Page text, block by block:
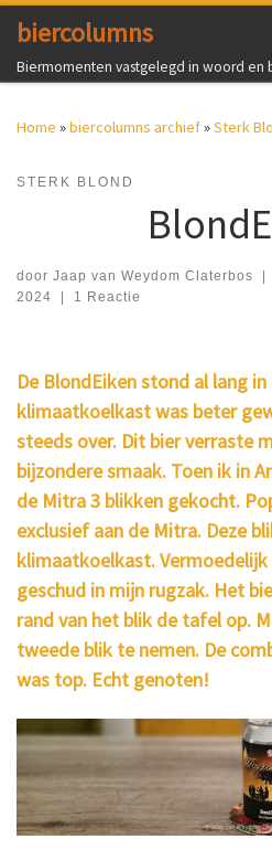
Ga naar inhoud
biercolumns
Biermomenten vastgelegd in woord en
Home »biercolumns archief»Sterk
STERK BLOND
door Jaap van Weydom Claterbos
2024
1 Reactie
De BlondEiken stond al lang
klimaatkoelkast was beter
steeds over. Dit bier verraste
bijzondere smaak. Toen ik in
de Mitra 3 blikken gekocht.
exclusief aan de Mitra. Deze
klimaatkoelkast.
geschud in mijn rugzak. Het
rand van het blik de tafel op.
tweede blik te nemen. De
was top. Echt genoten!